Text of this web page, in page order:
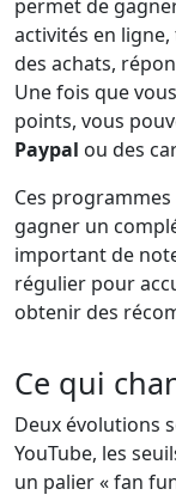
permet de
activités en
des achats,
Une fois que
points, vous
Paypal ou des
Ces
gagner un
important de
régulier pour
obtenir des
Ce qui
Deux évolutions
YouTube, les
un palier « fan